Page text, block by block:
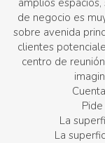
amplios
de negocio es
sobre avenida
clientes
centro de
La
La